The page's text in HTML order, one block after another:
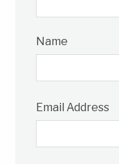
Name
Email Address